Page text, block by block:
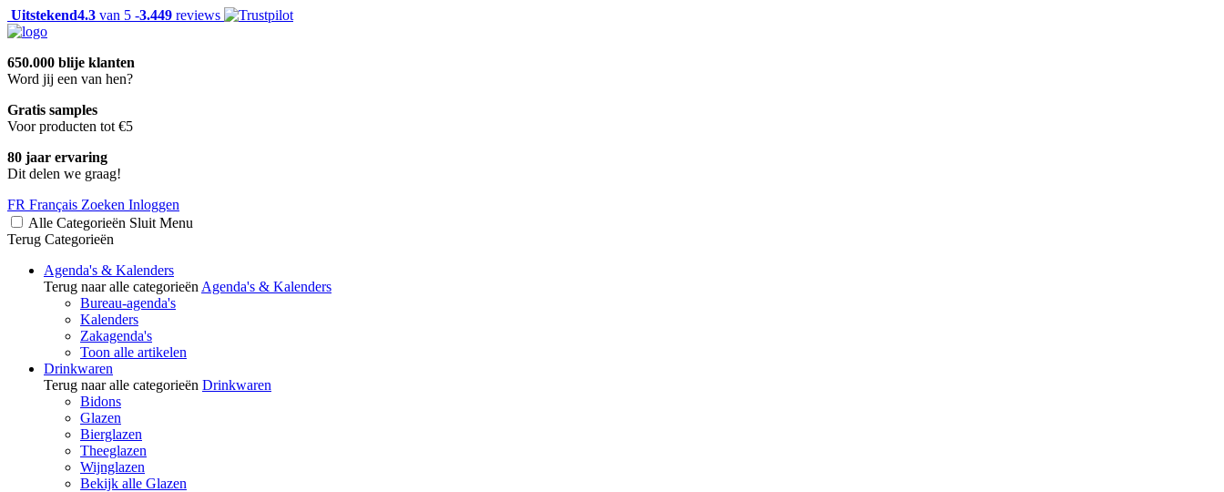
Uitstekend4.3 van 5 -3.449 reviews
650.000 blije klanten
Word jij een van hen?
Gratis samples
Voor producten tot €5
80 jaar ervaring
Dit delen we graag!
FR Français Zoeken Inloggen
Alle Categorieën Sluit Menu
Terug Categorieën
Agenda's & Kalenders
Terug naar alle categorieën Agenda's & Kalenders
Bureau-agenda's
Kalenders
Zakagenda's
Toon alle artikelen
Drinkwaren
Terug naar alle categorieën Drinkwaren
Bidons
Glazen
Bierglazen
Theeglazen
Wijnglazen
Bekijk alle Glazen